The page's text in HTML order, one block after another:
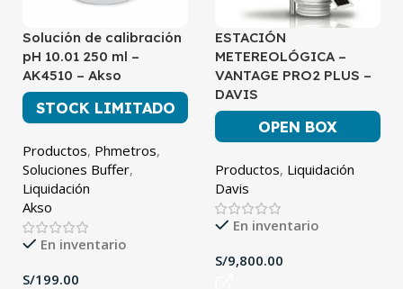
Solución de calibración
pH 10.01 250 ml –
AK4510 – Akso
STOCK LIMITADO
Productos, Phmetros,
Soluciones Buffer,
Liquidación
Akso
En inventario
S/
ESTACIÓN
METEREOLÓGICA –
VANTAGE PRO2 PLUS –
DAVIS
OPEN BOX
Productos, Liquidación
Davis
En inventario
S/